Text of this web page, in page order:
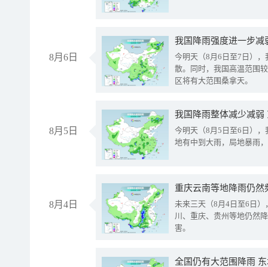
8月6日
今明天（8月6日至7日）
散。同时，我国高温范围
区将有大范围桑拿天。
8月5日
我国降雨整体减少减弱
今明天（8月5日至6日）
地有中到大雨，局地暴雨
8月4日
重庆云南等地降雨仍然
未来三天（8月4日至6日
川、重庆、贵州等地仍然
害。
全国仍有大范围降雨